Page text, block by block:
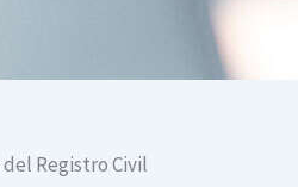
Registro Civil